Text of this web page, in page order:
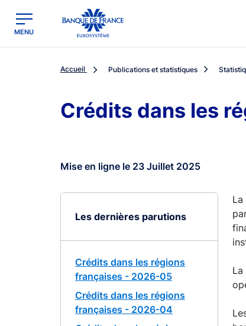
Banque de France - Menu Principal
MENU
Accueil Publications et statistiques
Crédits dans les
Mise en ligne le 23 Juillet 2025
Les dernières parutions
Crédits dans les régions
françaises - 2026-05
Crédits dans les régions
françaises - 2026-04